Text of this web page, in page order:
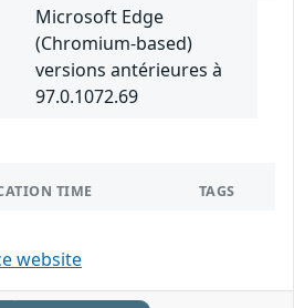
Microsoft Edge
(Chromium-based)
versions antérieures à
97.0.1072.69
TIME TAGS
website